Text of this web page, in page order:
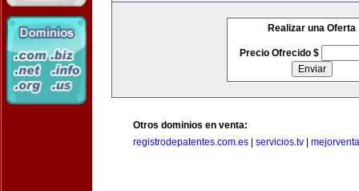
Realizar una Oferta
Precio Ofrecido $
Otros dominios en venta:
registrodepatentes.com.es
servicios.tv